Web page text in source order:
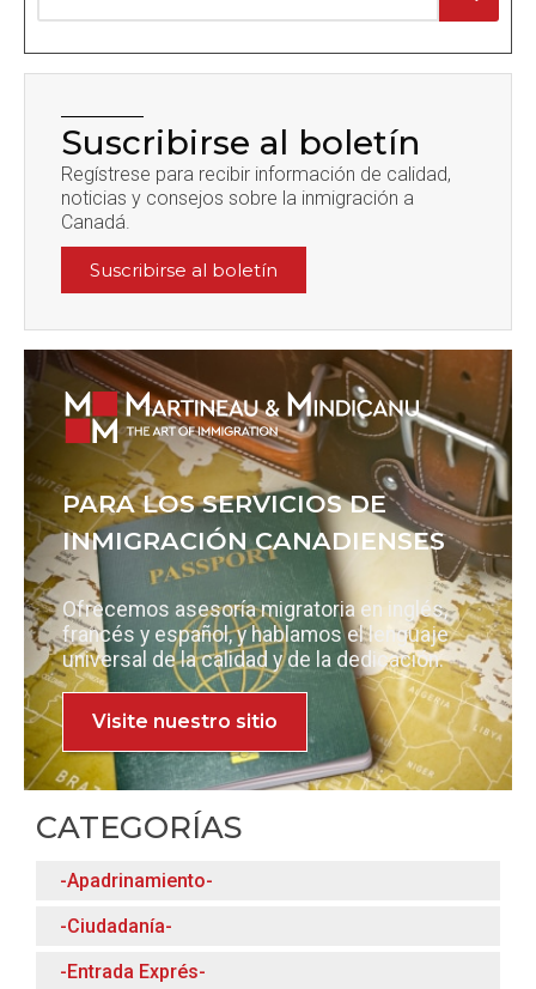
Suscribirse al boletín
Regístrese para recibir información de calidad,
noticias y consejos sobre la inmigración a
Canadá.
Suscribirse al boletín
PARA LOS SERVICIOS DE
INMIGRACIÓN CANADIENSES
Ofrecemos asesoría migratoria en inglés,
francés y español, y hablamos el lenguaje
universal de la calidad y de la dedicación.
Visite nuestro sitio
CATEGORÍAS
-Apadrinamiento-
-Ciudadanía-
-Entrada Exprés-